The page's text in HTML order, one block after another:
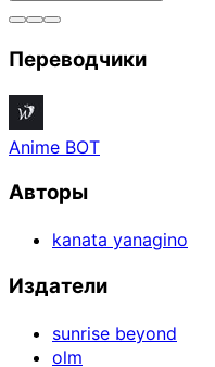
Переводчики
Anime BOT
Авторы
kanata yanagino
Издатели
sunrise beyond
olm